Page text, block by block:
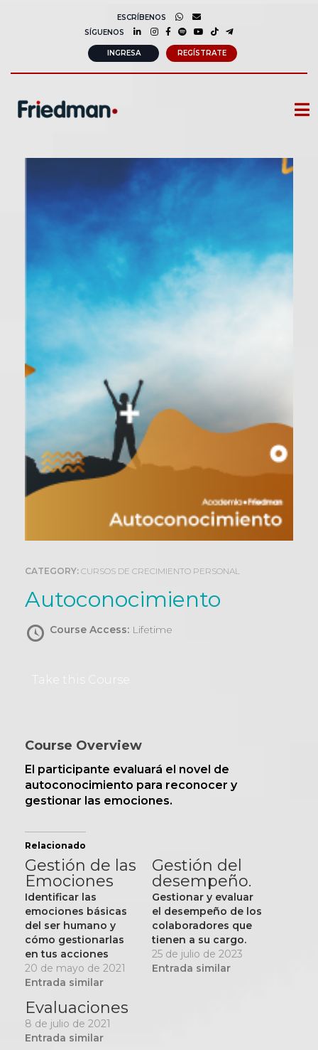
ESCRÍBENOS
SÍGUENOS
INGRESA REGÍSTRATE
COMUNIDAD FRIEDMAN
SOBRE NOSOTROS
CONTACTO
CATEGORY: CURSOS DE CRECIMIENTO PERSONAL
Autoconocimiento
Course Access: Lifetime
Take this Course
Course Overview
El participante evaluará el novel de
autoconocimiento para reconocer y
gestionar las emociones.
Relacionado
Gestión de las
Emociones
Identificar las
emociones básicas
del ser humano y
cómo gestionarlas
en tus acciones
diarias.
20 de mayo de 2021
Entrada similar
Gestión del
desempeño.
Gestionar y evaluar
el desempeño de los
colaboradores que
tienen a su cargo.
25 de julio de 2023
Entrada similar
Evaluaciones
8 de julio de 2021
Entrada similar